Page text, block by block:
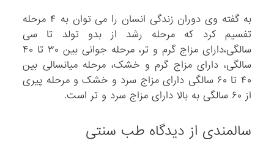
به گفته وی دوران زندگی انسان را می توان به ۴ مرحله
تفسیم کرد که مرحله رشد از بدو تولد تا سی
سالگی،دارای مزاج گرم و تر، مرحله جوانی بین ۳۰ تا ۴۰
سالگی، دارای مزاج گرم و خشک، مرحله میانسالی بین
۴۰ تا ۶۰ سالگی دارای مزاج سرد و خشک و مرحله پیری
از ۶۰ سالگی به بالا دارای مزاج سرد و تر است.
سالمندی از دیدگاه طب سنتی